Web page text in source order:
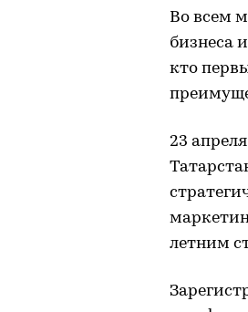
Во всем
бизнеса
кто
23
летним